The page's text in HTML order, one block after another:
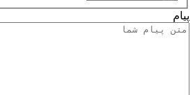
استان
پیام